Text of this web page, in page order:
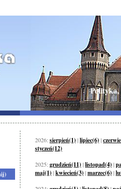
2026:sierpień(1)|lipiec(6)|
styczeń(12)
2025:grudzień(11)|listopad(4)|
maj(1)|kwiecień(3)|marzec(6)|